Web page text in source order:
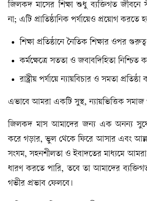
জিলকদ মাসের শিক্ষা শুধু ব্যক্তিগত জীবনে
না; এটি প্রাতিষ্ঠানিক পর্যায়েও প্রয়োগ করতে
শিক্ষা প্রতিষ্ঠানে নৈতিক শিক্ষার ওপর
কর্মক্ষেত্রে সততা ও জবাবদিহিতা নিশ্চিত
রাষ্ট্রীয় পর্যায়ে ন্যায়বিচার ও সমতা
এভাবে আমরা একটি সুস্থ, ন্যায়ভিত্তিক
জিলকদ মাস আমাদের জন্য এক অনন্য
করে গড়ার, ভুল থেকে ফিরে আসার এবং
সংযম, সহনশীলতা ও ইবাদতের মাধ্যমে আমরা
ধারণ করতে পারি, তবে তা আমাদের
গভীর প্রভাব ফেলবে।